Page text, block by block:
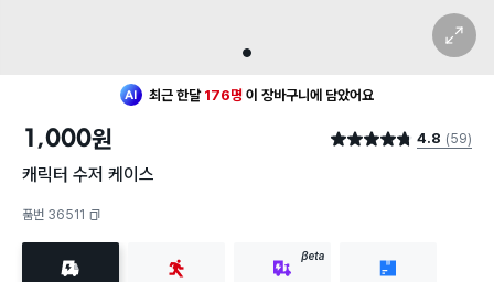
1
확대 보기
최근 한달 176명 이 장바구니에 담았어요
장바구니에 담았어요
1,000원 별점 4.8점 4.8 (59)
캐릭터 수저 케이스
품번 36511
BETA